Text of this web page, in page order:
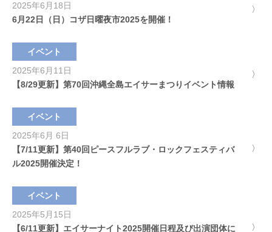
2025年6月18日
6月22日（日）コザ日曜夜市2025を開催！
イベント
2025年6月11日
【8/29更新】第70回沖縄全島エイサーまつりイベント情報
イベント
2025年6月 6日
【7/11更新】第40回ピースフルラブ・ロックフェスティバ
ル2025開催決定！
イベント
2025年5月15日
【6/11更新】エイサーナイト2025開催日程及び出演団体に